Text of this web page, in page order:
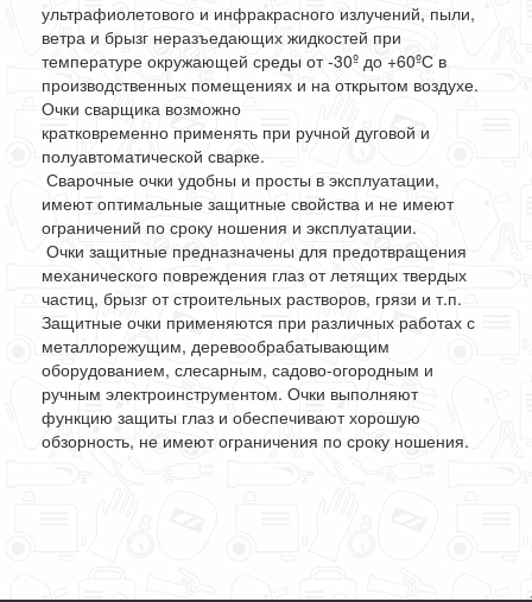
ультрафиолетового и инфракрасного излучений, пыли,
ветра и брызг неразъедающих жидкостей при
температуре окружающей среды от -30º до +60ºС в
производственных помещениях и на открытом воздухе.
Очки сварщика возможно
кратковременно применять при ручной дуговой и
полуавтоматической сварке.
Сварочные очки удобны и просты в эксплуатации,
имеют оптимальные защитные свойства и не имеют
ограничений по сроку ношения и эксплуатации.
Очки защитные предназначены для предотвращения
механического повреждения глаз от летящих твердых
частиц, брызг от строительных растворов, грязи и т.п.
Защитные очки применяются при различных работах с
металлорежущим, деревообрабатывающим
оборудованием, слесарным, садово-огородным и
ручным электроинструментом. Очки выполняют
функцию защиты глаз и обеспечивают хорошую
обзорность, не имеют ограничения по сроку ношения.